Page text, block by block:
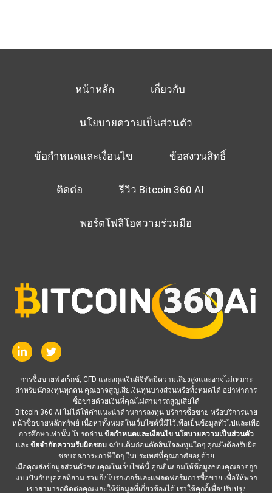
หน้าหลัก เกี่ยวกับ
นโยบายความเป็นส่วนตัว
ข้อกำหนดและเงื่อนไข ข้อสงวนสิทธิ์
ติดต่อ รีวิว Bitcoin 360 AI
พอร์ตโฟลิโอความร่วมมือ
การซื้อขายฟอเร็กซ์, CFD และสกุลเงินดิจิทัลมีความเสี่ยงสูงและอาจไม่เหมาะ
สำหรับนักลงทุนทุกคน คุณอาจสูญเสียเงินทุนบางส่วนหรือทั้งหมดได้ อย่าทำการ
ซื้อขายด้วยเงินที่คุณไม่สามารถสูญเสียได้
Bitcoin 360 Ai ไม่ได้ให้คำแนะนำด้านการลงทุน บริการซื้อขาย หรือบริการนาย
หน้าซื้อขายหลักทรัพย์ เนื้อหาทั้งหมดในเว็บไซต์นี้มีไว้เพื่อเป็นข้อมูลทั่วไปและเพื่อ
การศึกษาเท่านั้น โปรดอ่าน ข้อกำหนดและเงื่อนไข นโยบายความเป็นส่วนตัว
และ ข้อจำกัดความรับผิดชอบฉบับเต็มก่อนตัดสินใจลงทุนใดๆ คุณยังต้องรับผิด
ชอบต่อภาระภาษีใดๆ ในประเทศที่คุณอาศัยอยู่ด้วย
เมื่อคุณส่งข้อมูลส่วนตัวของคุณในเว็บไซต์นี้ คุณยินยอมให้ข้อมูลของคุณอาจถูก
แบ่งปันกับบุคคลที่สาม รวมถึงโบรกเกอร์และแพลตฟอร์มการซื้อขาย เพื่อให้พวก
เขาสามารถติดต่อคุณและให้ข้อมูลที่เกี่ยวข้องได้ เราใช้คุกกี้เพื่อปรับปรุง